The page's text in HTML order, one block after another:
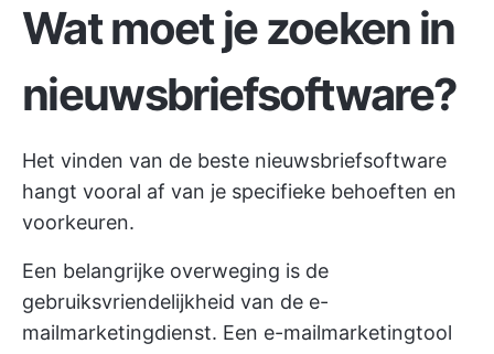
Wat moet je zoeken in
nieuwsbriefsoftware?
Het vinden van de beste nieuwsbriefsoftware
hangt vooral af van je specifieke behoeften en
voorkeuren.
Een belangrijke overweging is de
gebruiksvriendelijkheid van de e-
mailmarketingdienst. Een e-mailmarketingtool